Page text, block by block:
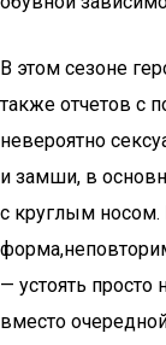
В этом сезоне
также отчетов с
невероятно
и замши, в
с круглым
— устоять
вместо